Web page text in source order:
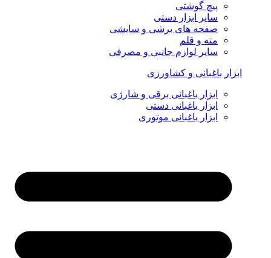
پیچ گوشتی
سایر ابزار دستی
صفحه های برشی و سایشی
مته و قلم
سایر لوازم جانبی و مصرفی
ابزار باغبانی و کشاورزی
ابزار باغبانی برقی و شارژی
ابزار باغبانی دستی
ابزار باغبانی موتوری